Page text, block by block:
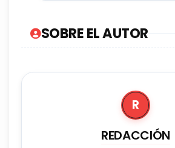
SOBRE EL AUTOR
R
REDACCIÓN